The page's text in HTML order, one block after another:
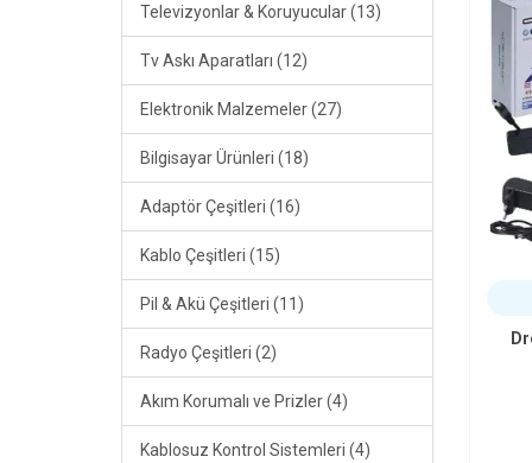
Televizyonlar & Koruyucular (13)
Tv Askı Aparatları (12)
Elektronik Malzemeler (27)
Bilgisayar Ürünleri (18)
Adaptör Çeşitleri (16)
Kablo Çeşitleri (15)
Pil & Akü Çeşitleri (11)
Radyo Çeşitleri (2)
Akım Korumalı ve Prizler (4)
Kablosuz Kontrol Sistemleri (4)